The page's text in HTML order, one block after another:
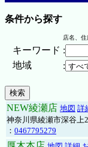
条件から探す
店名、住
キーワード :
地域
:
NEW綾瀬店 地図 詳
神奈川県綾瀬市深谷上
： 0467795279